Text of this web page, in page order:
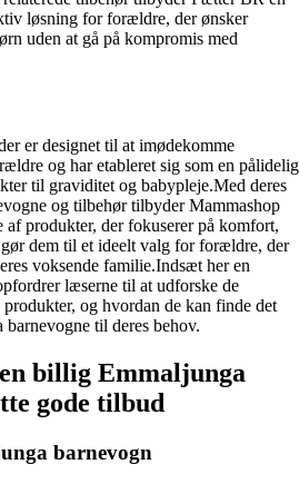
løsning for forældre, der ønsker
uden at gå på kompromis med
er designet til at imødekomme
og har etableret sig som en pålidelig
til graviditet og babypleje.Med deres
og tilbehør tilbyder Mammashop
produkter, der fokuserer på komfort,
dem til et ideelt valg for forældre, der
voksende familie.Indsæt her en
læserne til at udforske de
og hvordan de kan finde det
til deres behov.
billig Emmaljunga
gode tilbud
barnevogn